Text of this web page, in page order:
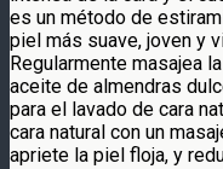
es un método de
piel más suave, joven y
Regularmente masajea
aceite de almendras
para el lavado de cara
cara natural con un
apriete la piel floja, y